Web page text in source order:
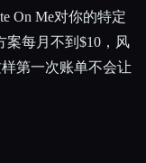
On Me对你的特定
案每月不到$10，风
第一次账单不会让